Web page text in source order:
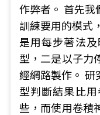
作弊者。 首先我
訓練要用的模式
是用每步著法
型，二是以子力
經網路製作。 研
型判斷結果比
些，而使用卷積